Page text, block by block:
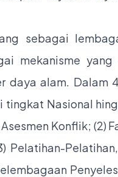
sebagai
mekanisme
daya alam. Dalam
tingkat Nasional
Konflik; (2)
Pelatihan-